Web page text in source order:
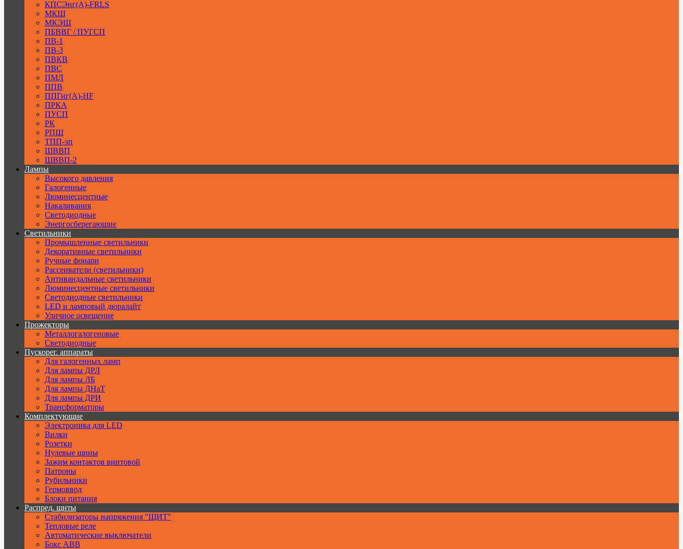
КПСЭнг(А)-FRLS
МКШ
МКЭШ
ПБВВГ / ПУГСП
ПВ-1
ПВ-3
ПВКВ
ПВС
ПМЛ
ППВ
ППГнг(А)-HF
ПРКА
ПУСП
РК
РПШ
ТПП-эп
ШВВП
ШВВП-2
Лампы
Высокого давления
Галогенные
Люминесцентные
Накаливания
Светодиодные
Энергосберегающие
Светильники
Промышленные светильники
Декоративные светильники
Ручные фонари
Рассеиватели (светильники)
Антивандальные светильники
Люминесцентные светильники
Cветодиодные светильники
LED и ламповый дюралайт
Уличное освещение
Прожекторы
Металлогалогеновые
Светодиодные
Пускорег. аппараты
Для галогенных ламп
Для лампы ДРЛ
Для лампы ЛБ
Для лампы ДНаТ
Для лампы ДРИ
Трансформаторы
Комплектующие
Электроника для LED
Вилки
Розетки
Нулевые шины
Зажим контактов винтовой
Патроны
Рубильники
Гермоввод
Блоки питания
Распред. щиты
Стабилизаторы напряжения "ЩИТ"
Тепловые реле
Автоматические выключатели
Бокс ABB